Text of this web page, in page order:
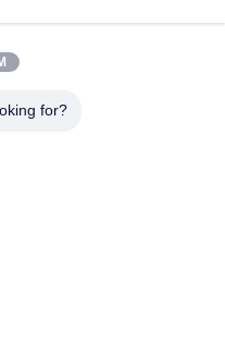
Wall Mount untuk
for?